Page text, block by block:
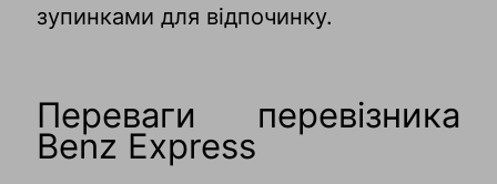
зупинками для відпочинку.
Переваги перевізника
Benz Express